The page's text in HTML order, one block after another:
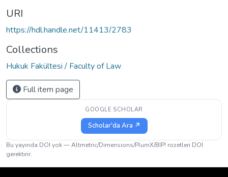
URI
https://hdl.handle.net/11413/2783
Collections
Hukuk Fakültesi / Faculty of Law
Full item page
GOOGLE SCHOLAR
Scholar'da Ara ↗
Bu yayında DOI yok — Altmetric/Dimensions/PlumX/BIP! rozetleri DOI
gerektirir.